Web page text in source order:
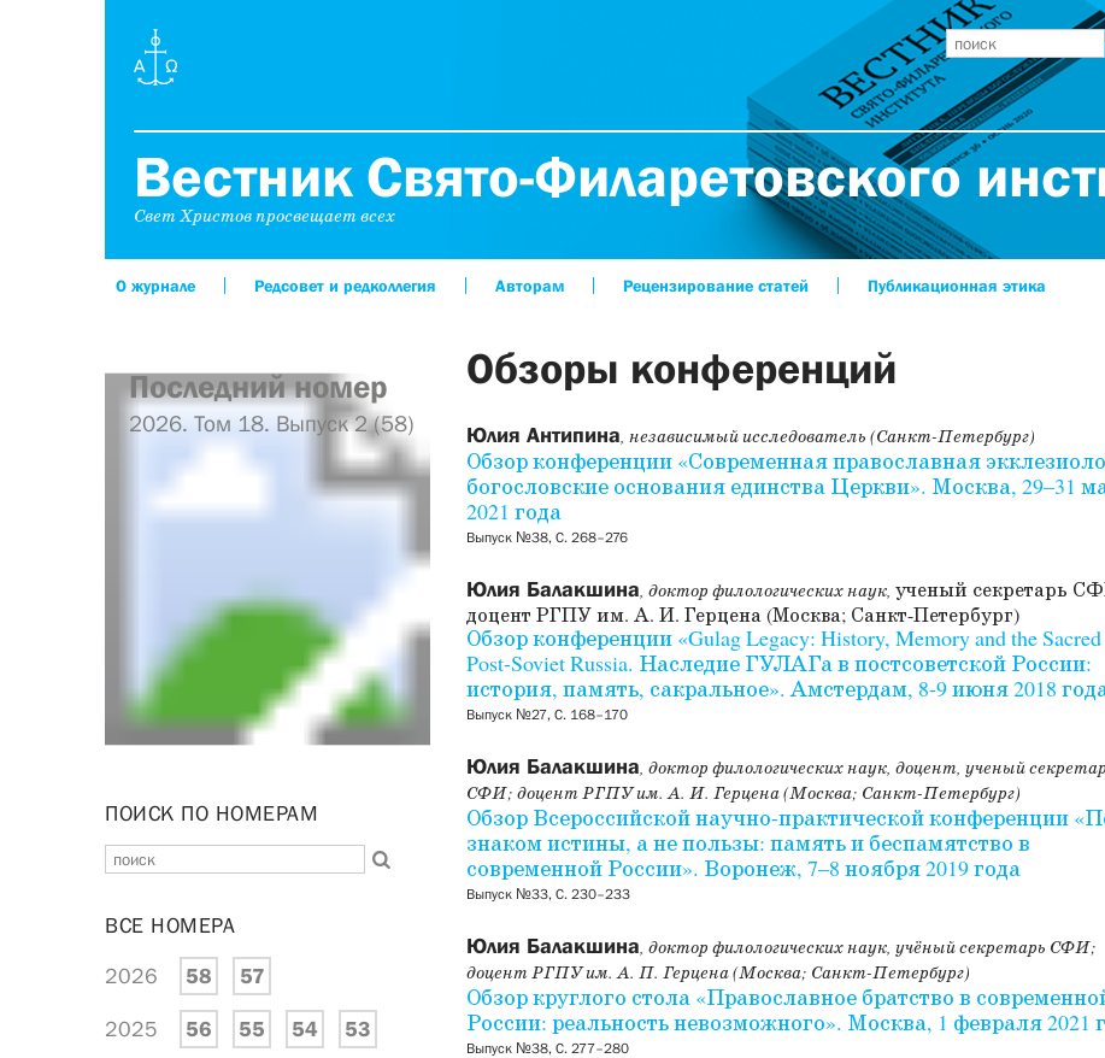
Вестник Свято-Филаретовского
Свет Христов просвещает всех
О журнале Редсовет и редколлегия Авторам Рецензирование статей Публикационная этика
Обзоры конференций
Юлия Антипина, независимый исследователь (Санкт-Петербург)
Обзор конференции «Современная православная
богословские основания единства Церкви». Москва, 29–31
2021 года
Выпуск №38, С. 268–276
Юлия Балакшина, доктор филологических наук, ученый секретарь
доцент РГПУ им. А. И. Герцена (Москва; Санкт-Петербург)
Обзор конференции «Gulag Legacy: History, Memory and the
Post-Soviet Russia. Наследие ГУЛАГа в постсоветской России:
история, память, сакральное». Амстердам, 8-9июня2018
Выпуск №27, С. 168–170
Юлия Балакшина, доктор филологических наук, доцент, ученый
СФИ; доцент РГПУ им. А. И. Герцена (Москва; Санкт-Петербург)
Обзор Всероссийской научно-практической конференции
знаком истины, а не пользы: память и беспамятство в
современной России». Воронеж, 7–8 ноября 2019 года
Выпуск №33, С. 230–233
Юлия Балакшина, доктор филологических наук, учёный секретарь СФИ;
доцент РГПУ им. А. П. Герцена (Москва; Санкт-Петербург)
Обзор круглого стола «Православное братство в
России: реальность невозможного». Москва, 1 февраля 2021
Выпуск №38, С. 277–280
Последний номер
2026. Том 18. Выпуск 2 (58)
ПОИСК ПО НОМЕРАМ
ВСЕ НОМЕРА
2026 58 57
2025 56 55 54 53